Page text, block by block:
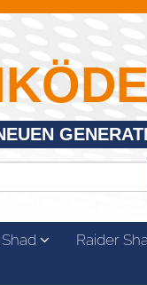
Raider